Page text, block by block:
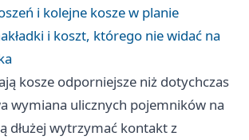
i kolejne kosze w planie
i koszt, którego nie widać na
kosze odporniejsze niż dotychczas
wymiana ulicznych pojemników na
dłużej wytrzymać kontakt z